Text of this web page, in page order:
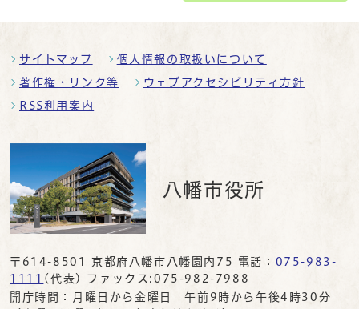
サイトマップ 個人情報の取扱いについて
著作権・リンク等 ウェブアクセシビリティ方針
RSS利用案内
八幡市役所
〒614-8501 京都府八幡市八幡園内75 電話： 075-983-
1111 (代表) ファックス:075-982-7988
開庁時間：月曜日から金曜日 午前9時から午後4時30分